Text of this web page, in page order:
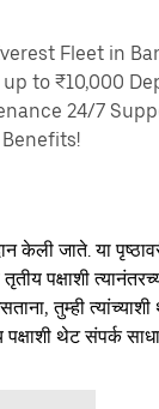
Fleet in
to ₹10,000
24/7
केली जाते. या
पक्षाशी
तुम्ही
थेट संपर्क